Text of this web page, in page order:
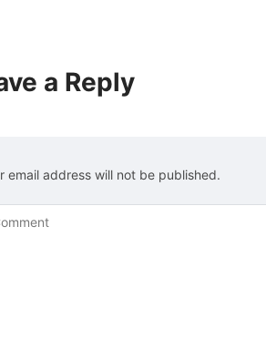
a Reply
email address will not be published.